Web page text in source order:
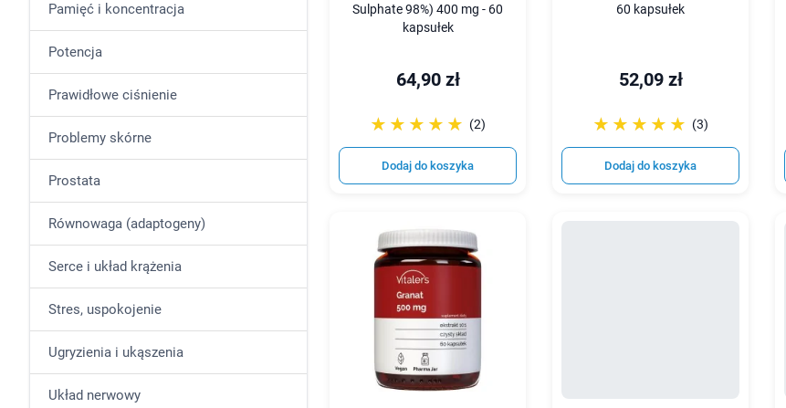
Pamięć i koncentracja
Potencja
Prawidłowe ciśnienie
Problemy skórne
Prostata
Równowaga (adaptogeny)
Serce i układ krążenia
Stres, uspokojenie
Ugryzienia i ukąszenia
Układ nerwowy
Sulphate 98%) 400 mg - 60
kapsułek
64,90 zł
☆☆☆☆☆
★★★★★ (2)
Dodaj do koszyka
60 kapsułek
52,09 zł
☆☆☆☆☆
★★★★★ (3)
Dodaj do koszyka